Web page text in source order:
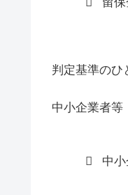
判定基準のひ
中小企業者等
中